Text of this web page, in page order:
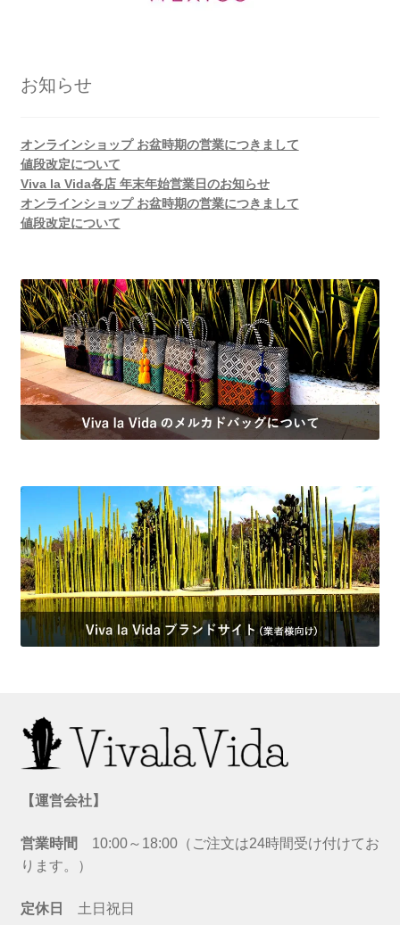
お知らせ
オンラインショップ お盆時期の営業につきまして
値段改定について
Viva la Vida各店 年末年始営業日のお知らせ
オンラインショップ お盆時期の営業につきまして
値段改定について
【運営会社】
営業時間 10:00～18:00（ご注文は24時間受け付けてお
ります。）
定休日 土日祝日